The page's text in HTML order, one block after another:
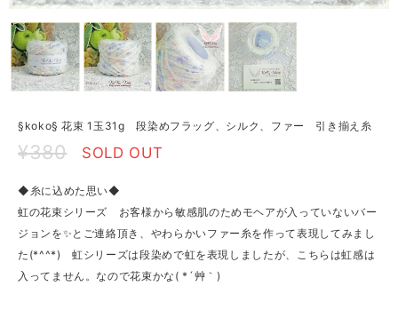
§koko§ 花束 1玉31g 段染めフラッグ、シルク、ファー 引き揃え糸
¥380 SOLD OUT
◆糸に込めた思い◆
虹の花束シリーズ お客様から敏感肌のためモヘアが入っていないバー
ジョンを✨とご連絡頂き、やわらかいファー糸を作って表現してみまし
た(*^^*) 虹シリーズは段染めで虹を表現しましたが、こちらは虹感は
入ってません。なので花束かな( *´艸｀)